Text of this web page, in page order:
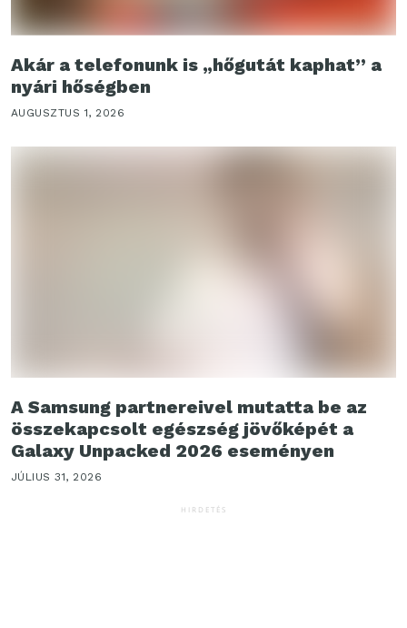
Akár a telefonunk is „hőgutát kaphat” a
nyári hőségben
AUGUSZTUS 1, 2026
A Samsung partnereivel mutatta be az
összekapcsolt egészség jövőképét a
Galaxy Unpacked 2026 eseményen
JÚLIUS 31, 2026
HIRDETÉS